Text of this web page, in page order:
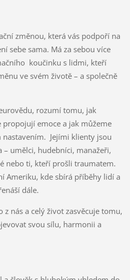
změnou, která vás podpoří na
sebe sama. Má za sebou více
koučinku s lidmi, kteří
ve svém životě – a společně
rozumí tomu, jak
emoce a jak můžeme
nastavením. Jejími klienty jsou
– umělci, hudebníci, manažeři,
nebo ti, kteří prošli traumatem.
Ameriku, kde sbírá příběhy lidí a
dále.
z nás a celý život zasvěcuje tomu,
svou sílu, harmonii a